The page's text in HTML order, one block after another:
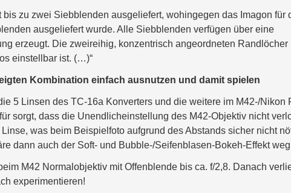
bis zu zwei Siebblenden ausgeliefert, wohingegen das Imagon für
ausgeliefert wurde. Alle Siebblenden verfügen über eine
erzeugt. Die zweireihig, konzentrisch angeordneten Randlöcher
einstellbar ist. (…)“
Kombination einfach ausnutzen und damit spielen
5 Linsen des TC-16a Konverters und die weitere im M42-/Nikon
sorgt, dass die Unendlicheinstellung des M42-Objektiv nicht
was beim Beispielfoto aufgrund des Abstands sicher nicht
dann auch der Soft- und Bubble-/Seifenblasen-Bokeh-Effekt
M42 Normalobjektiv mit Offenblende bis ca. f/2,8. Danach
experimentieren!